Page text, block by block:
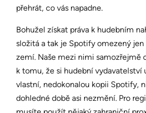
přehrát, co vás napadne.
Bohužel získat práva k hudebním
složitá a tak je Spotify omezený
zemí. Naše mezi nimi samozřejmě
k tomu, že si hudební vydavatelství
vlastní, nedokonalou kopii Spotify,
dohledné době asi nezmění. Pro